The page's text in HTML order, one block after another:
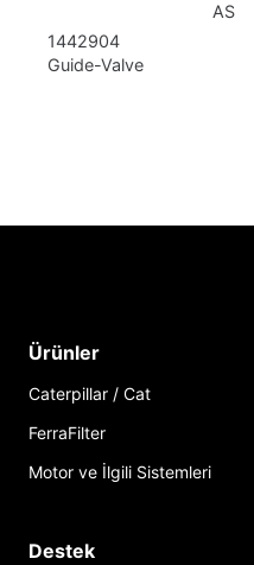
1442904
Guide-Valve
AS
Ürünler
Caterpillar / Cat
FerraFilter
Motor ve İlgili Sistemleri
Destek